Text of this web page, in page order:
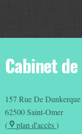
Cabinet de
157 Rue De Dunkerque
62500Saint-Omer
(
plan d'accès)